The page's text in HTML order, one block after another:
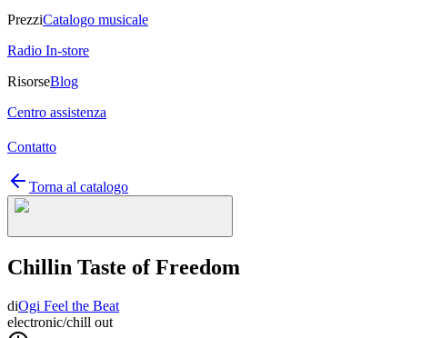
PrezziCatalogo musicale
Radio In-store
RisorseBlog
Centro assistenza
Contatto
Torna al catalogo
Chillin Taste of Freedom
diOgi Feel the Beat
electronic/chill out